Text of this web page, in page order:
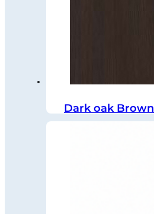
Dark oak Brown